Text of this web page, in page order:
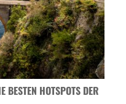
HOTSPOTS DER A